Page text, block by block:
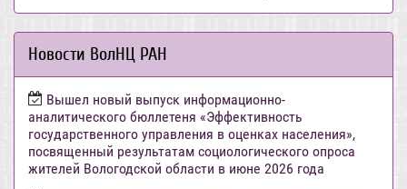
Новости ВолНЦ РАН
Вышел новый выпуск информационно-
аналитического бюллетеня «Эффективность
государственного управления в оценках населения»,
посвященный результатам социологического опроса
жителей Вологодской области в июне 2026 года